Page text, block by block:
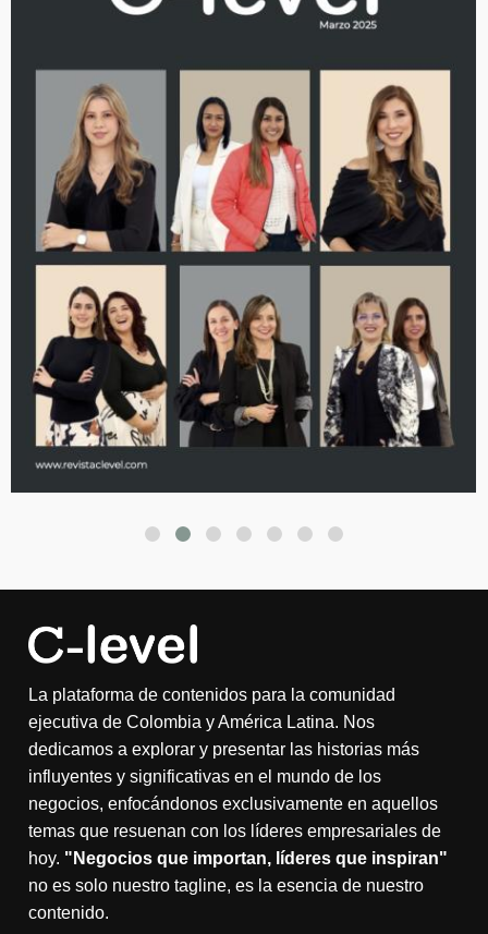
La plataforma de contenidos para la comunidad
ejecutiva de Colombia y América Latina. Nos
dedicamos a explorar y presentar las historias más
influyentes y significativas en el mundo de los
negocios, enfocándonos exclusivamente en aquellos
temas que resuenan con los líderes empresariales de
hoy. "Negocios que importan, líderes que inspiran"
no es solo nuestro tagline, es la esencia de nuestro
contenido.